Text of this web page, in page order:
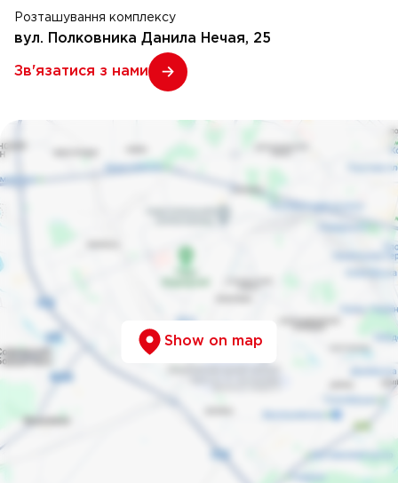
Розташування комплексу
вул. Полковника Данила Нечая, 25
Зв'язатися з нами
Show on map